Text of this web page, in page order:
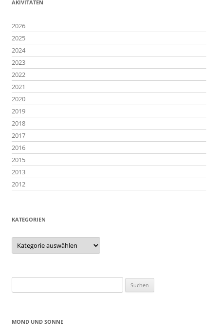
AKIVITÄTEN
2026
2025
2024
2023
2022
2021
2020
2019
2018
2017
2016
2015
2013
2012
KATEGORIEN
Kategorien
nach:
MOND UND SONNE